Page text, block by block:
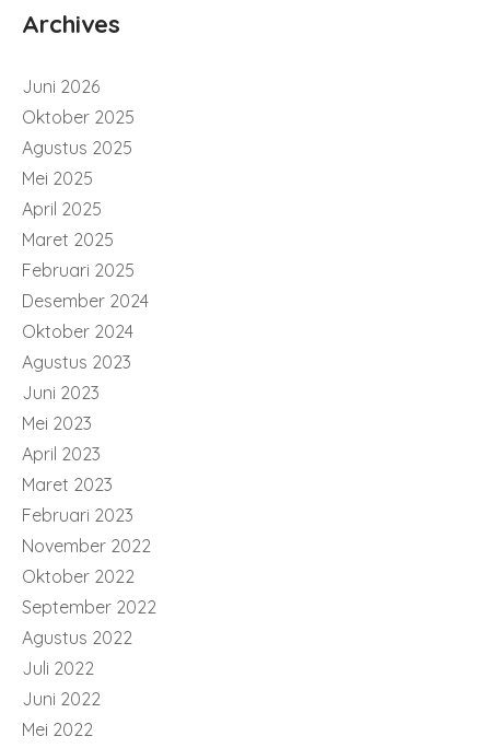
Archives
Juni 2026
Oktober 2025
Agustus 2025
Mei 2025
April 2025
Maret 2025
Februari 2025
Desember 2024
Oktober 2024
Agustus 2023
Juni 2023
Mei 2023
April 2023
Maret 2023
Februari 2023
November 2022
Oktober 2022
September 2022
Agustus 2022
Juli 2022
Juni 2022
Mei 2022